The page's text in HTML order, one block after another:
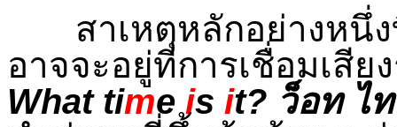
สาเหตุหลักอย่างหนึ่งที่
อาจจะอยู่ที่การเชื่อมเสี
What timeis it? ว็อท ไท